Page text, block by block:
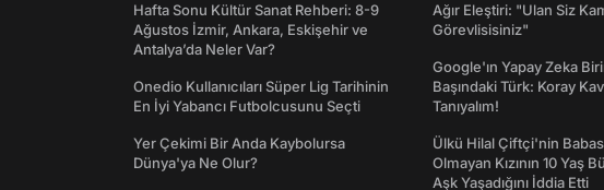
Hafta Sonu Kültür Sanat Rehberi: 8-9
Ağustos İzmir, Ankara, Eskişehir ve
Antalya’da Neler Var?
Onedio Kullanıcıları Süper Lig Tarihinin
En İyi Yabancı Futbolcusunu Seçti
Yer Çekimi Bir Anda Kaybolursa
Dünya'ya Ne Olur?
Ağır Eleştiri: "Ulan Siz
Görevlisisiniz"
Google'ın Yapay Zeka
Başındaki Türk: Koray
Tanıyalım!
Ülkü Hilal Çiftçi'nin
Olmayan Kızının 10 Yaş
Aşk Yaşadığını İddia Etti